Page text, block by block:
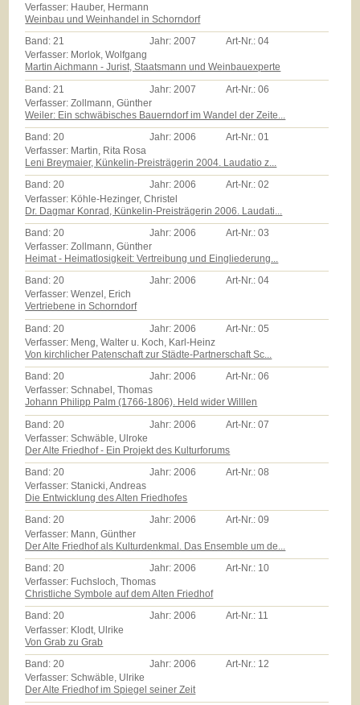
Verfasser: Hauber, Hermann
Weinbau und Weinhandel in Schorndorf
Band:21 Jahr:2007 Art-Nr.:04
Verfasser: Morlok, Wolfgang
Martin Aichmann - Jurist, Staatsmann und Weinbauexperte
Band: 21 Jahr: 2007 Art-Nr.:06
Verfasser: Zollmann, Günther
Weiler: Ein schwäbisches Bauerndorf im Wandel der Zeite...
Band:20 Jahr:2006 Art-Nr.:01
Verfasser: Martin, Rita Rosa
Leni Breymaier, Künkelin-Preisträgerin 2004. Laudatio z...
Band:20 Jahr:2006 Art-Nr.:02
Verfasser: Köhle-Hezinger, Christel
Dr. Dagmar Konrad, Künkelin-Preisträgerin 2006. Laudati...
Band:20 Jahr:2006 Art-Nr.:03
Verfasser: Zollmann, Günther
Heimat - Heimatlosigkeit: Vertreibung und Eingliederung...
Band:20 Jahr:2006 Art-Nr.:04
Verfasser: Wenzel, Erich
Vertriebene in Schorndorf
Band: 20 Jahr: 2006 Art-Nr.:05
Verfasser: Meng, Walter u. Koch, Karl-Heinz
Von kirchlicher Patenschaft zur Städte-Partnerschaft Sc...
Band:20 Jahr:2006 Art-Nr.:06
Verfasser: Schnabel, Thomas
Johann Philipp Palm (1766-1806). Held wider Willlen
Band: 20 Jahr: 2006 Art-Nr.:07
Verfasser: Schwäble, Ulroke
Der Alte Friedhof - Ein Projekt des Kulturforums
Band:20 Jahr:2006 Art-Nr.:08
Verfasser: Stanicki, Andreas
Die Entwicklung des Alten Friedhofes
Band:20 Jahr:2006 Art-Nr.:09
Verfasser: Mann, Günther
Der Alte Friedhof als Kulturdenkmal. Das Ensemble um de...
Band:20 Jahr:2006 Art-Nr.: 10
Verfasser: Fuchsloch, Thomas
Christliche Symbole auf dem Alten Friedhof
Band:20 Jahr:2006 Art-Nr.: 11
Verfasser: Klodt, Ulrike
Von Grab zu Grab
Band: 20 Jahr: 2006 Art-Nr.: 12
Verfasser: Schwäble, Ulrike
Der Alte Friedhof im Spiegel seiner Zeit